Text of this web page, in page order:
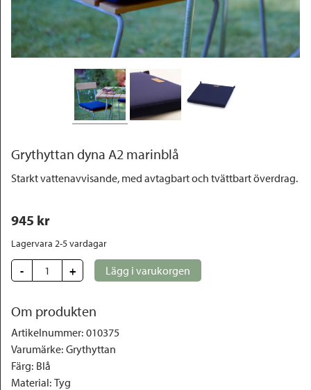
Outlet
Grythyttan dyna A2 marinblå
Starkt vattenavvisande, med avtagbart och tvättbart överdrag.
945 kr
Lagervara 2-5 vardagar
- + Lägg i varukorgen
Om produkten
Artikelnummer: 010375
Varumärke: Grythyttan
Färg: Blå
Material: Tyg